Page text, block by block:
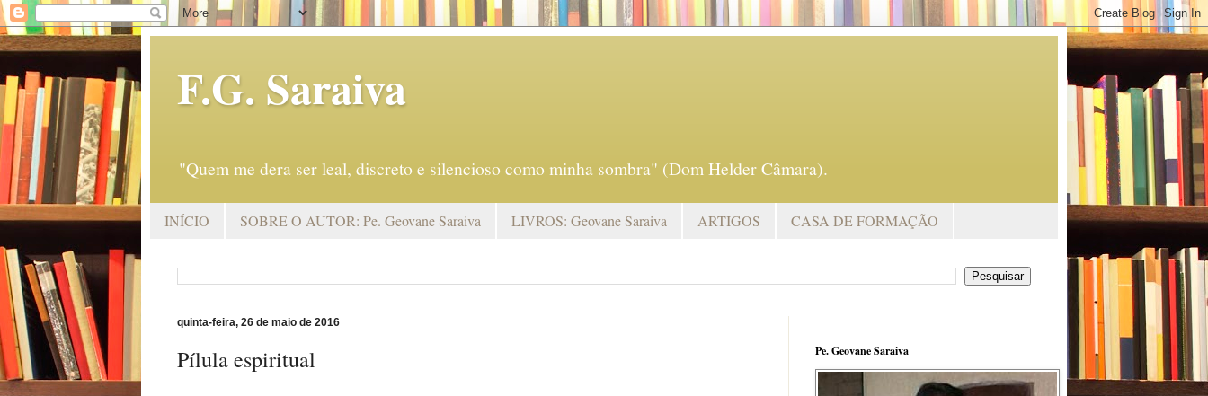
F.G. Saraiva
"Quem me dera ser leal, discreto e silencioso como minha sombra" (Dom Helder Câmara).
INÍCIO SOBRE O AUTOR: Pe. Geovane Saraiva LIVROS: Geovane Saraiva ARTIGOS CASA DE FORMAÇÃO
quinta-feira, 26 de maio de 2016
Pílula espiritual Pe. Geovane Saraiva